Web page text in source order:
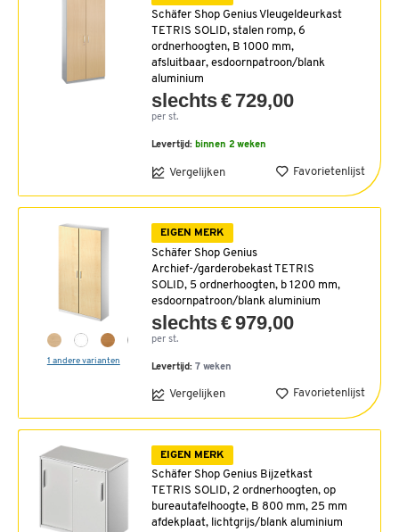
Schäfer Shop Genius Vleugeldeurkast
TETRIS SOLID, stalen romp, 6
ordnerhoogten, B 1000 mm,
afsluitbaar, esdoornpatroon/blank
aluminium
slechts € 729,00
per st.
Levertijd: binnen 2 weken
Vergelijken Favorietenlijst
1 andere varianten
EIGEN MERK
Schäfer Shop Genius
Archief-/garderobekast TETRIS
SOLID, 5 ordnerhoogten, b 1200 mm,
esdoornpatroon/blank aluminium
slechts € 979,00
per st.
Levertijd: 7 weken
Vergelijken Favorietenlijst
EIGEN MERK
Schäfer Shop Genius Bijzetkast
TETRIS SOLID, 2 ordnerhoogten, op
bureautafelhoogte, B 800 mm, 25 mm
afdekplaat, lichtgrijs/blank aluminium